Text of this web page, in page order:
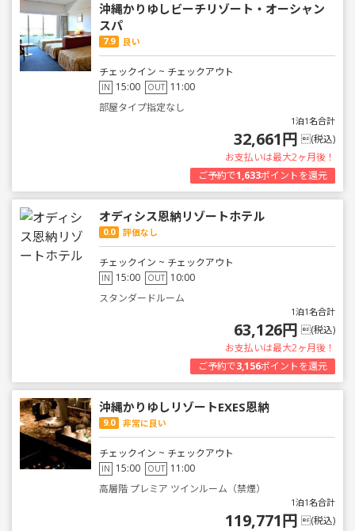
沖縄かりゆしビーチリゾート・オーシャン
スパ
7.9 良い
チェックイン ~ チェックアウト
IN 15:00 OUT 11:00
部屋タイプ指定なし
1泊1名合計
32,661円 (税込)
お支払いは最大2ヶ月後！
ご予約で1,633ポイントを還元
オディシス恩納リゾートホテル
0.0 評価なし
チェックイン ~ チェックアウト
IN 15:00 OUT 10:00
スタンダードルーム
1泊1名合計
63,126円 (税込)
お支払いは最大2ヶ月後！
ご予約で3,156ポイントを還元
沖縄かりゆしリゾートEXES恩納
9.0 非常に良い
チェックイン ~ チェックアウト
IN 15:00 OUT 11:00
高層階 プレミア ツインルーム（禁煙）
1泊1名合計
119,771円 (税込)